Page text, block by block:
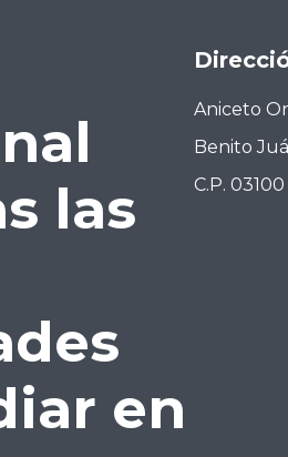
las
en
Aniceto
Benito
C.P. 03100